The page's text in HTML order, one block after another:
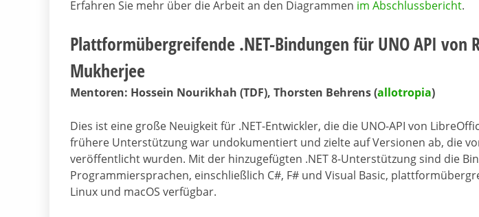
Erfahren Sie mehr über die Arbeit an den Diagrammen im Abschlussbericht.
Plattformübergreifende .NET-Bindungen für UNO API von
Mukherjee
Mentoren: Hossein Nourikhah (TDF), Thorsten Behrens (allotropia)
Dies ist eine große Neuigkeit für .NET-Entwickler, die die UNO-API von
frühere Unterstützung war undokumentiert und zielte auf Versionen ab, die
veröffentlicht wurden. Mit der hinzugefügten .NET 8-Unterstützung sind die
Programmiersprachen, einschließlich C#, F# und Visual Basic,
Linux und macOS verfügbar.